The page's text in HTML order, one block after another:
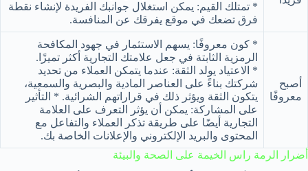
* تمتلك القيم: يمكن استغلال جوانبك الفريدة لإنشاء نقطة
فرق تضعك في موقع يفرقك عن المنافسة.
أصبح
معروفًا
* كون معروفًا: يسهم الاستثمار في جهود المكافحة
الرمزية الثابتة في جعل علامتك التجارية أكثر تميزًا.
* الاعتياد يولد الثقة: عندما يتمكن العملاء من تحديد
شركتك بناءً على العناصر المادية والبصرية والسمعية،
يتكون الثقة ويؤثر ذلك في قراراتهم الشرائية. * التأثير
على المشاركة: يمكن أن يؤثر التعرف على العلامة
التجارية أيضًا على طريقة تذكر العملاء والتفاعل مع
المحتوى والبريد الإلكتروني والإعلانات الخاصة بك.
أضرار الرمة راس الخيمة على الصحة والبيئة